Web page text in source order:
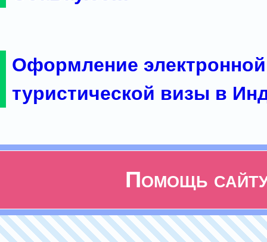
Оформление электронной
туристической визы в
Помощь